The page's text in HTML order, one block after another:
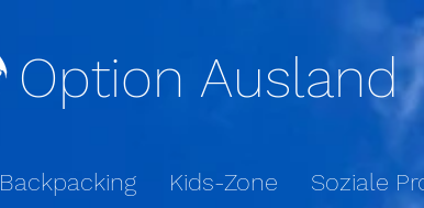
Option Ausland
Backpacking Kids-Zone Soziale